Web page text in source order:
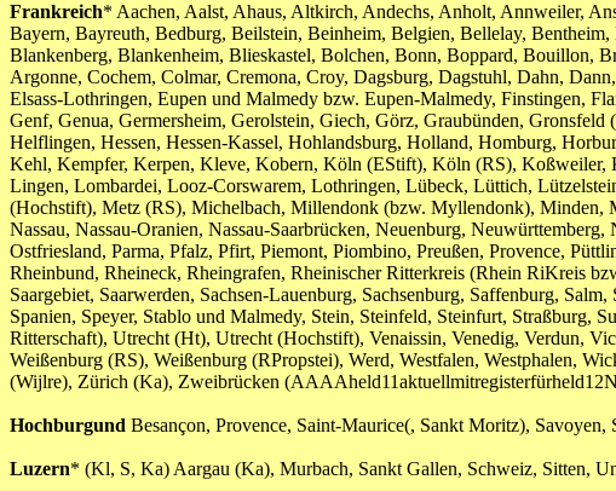
Frankreich* Aachen, Aalst, Ahaus, Altkirch, Andechs, Anholt, Annweiler,
Bayern, Bayreuth, Bedburg, Beilstein, Beinheim, Belgien, Bellelay,
Blankenberg, Blankenheim, Blieskastel, Bolchen, Bonn, Boppard, Bouillon,
Argonne, Cochem, Colmar, Cremona, Croy, Dagsburg, Dagstuhl, Dahn,
Elsass-Lothringen, Eupen und Malmedy bzw. Eupen-Malmedy, Finstingen,
Genf, Genua, Germersheim, Gerolstein, Giech, Görz, Graubünden,
Helflingen, Hessen, Hessen-Kassel, Hohlandsburg, Holland, Homburg,
Kehl, Kempfer, Kerpen, Kleve, Kobern, Köln (EStift), Köln (RS),
Lingen, Lombardei, Looz-Corswarem, Lothringen, Lübeck, Lüttich,
(Hochstift), Metz (RS), Michelbach, Millendonk (bzw. Myllendonk), Minden,
Nassau, Nassau-Oranien, Nassau-Saarbrücken, Neuenburg,
Ostfriesland, Parma, Pfalz, Pfirt, Piemont, Piombino, Preußen, Provence,
Rheinbund, Rheineck, Rheingrafen, Rheinischer Ritterkreis (Rhein RiKreis
Saargebiet, Saarwerden, Sachsen-Lauenburg, Sachsenburg, Saffenburg,
Spanien, Speyer, Stablo und Malmedy, Stein, Steinfeld, Steinfurt, Straßburg,
Ritterschaft), Utrecht (Ht), Utrecht (Hochstift), Venaissin, Venedig, Verdun,
Weißenburg (RS), Weißenburg (RPropstei), Werd, Westfalen, Westphalen,
(Wijlre), Zürich (Ka), Zweibrücken
Hochburgund Besançon, Provence, Saint-Maurice(, Sankt Moritz), Savoyen,
Luzern* (Kl, S, Ka) Aargau (Ka), Murbach, Sankt Gallen, Schweiz, Sitten,